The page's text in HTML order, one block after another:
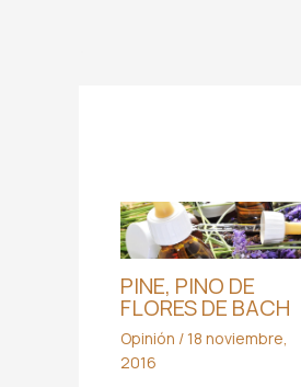
PINE, PINO DE
FLORES DE BACH
Opinión /18 noviembre,
2016